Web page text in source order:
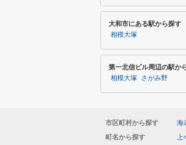
大和市にある駅から探す
相模大塚
第一北信ビル周辺の駅か
相模大塚 さがみ野
市区町村から探す 海
町名から探す
上